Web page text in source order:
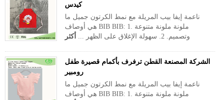
كيدس
ناعمة إيفا بيب المريلة مع نمط الكرتون جميل ما
هي أوصاف BIB BIB: 1. ملونة ملونة متنوعة
وتصميم. 2. سهولة الإغلاق على الظهر ...
أكثر
الشركة المصنعة القطن ترفرف بأكمام قصيرة طفل
رومبير
ناعمة إيفا بيب المريلة مع نمط الكرتون جميل ما
هي أوصاف BIB BIB: 1. ملونة ملونة متنوعة